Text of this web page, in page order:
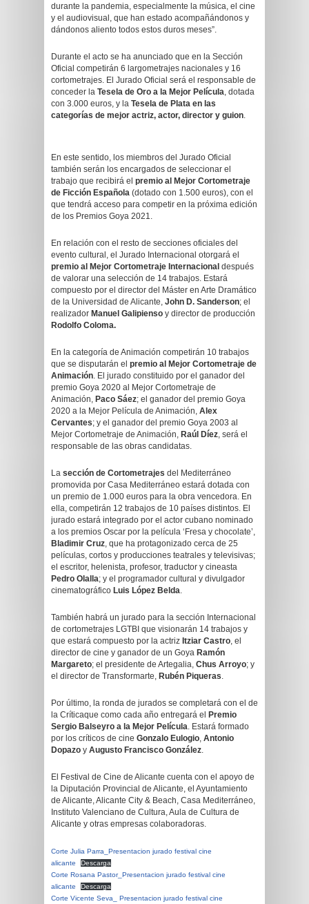
durante la pandemia, especialmente la música, el cine
y el audiovisual, que han estado acompañándonos y
dándonos aliento todos estos duros meses”.
Durante el acto se ha anunciado que en la Sección
Oficial competirán 6 largometrajes nacionales y 16
cortometrajes. El Jurado Oficial será el responsable de
conceder la Tesela de Oro a la Mejor Película, dotada
con 3.000 euros, y la Tesela de Plata en las
categorías de mejor actriz, actor, director y guion.
En este sentido, los miembros del Jurado Oficial
también serán los encargados de seleccionar el
trabajo que recibirá el premio al Mejor Cortometraje
de Ficción Española (dotado con 1.500 euros), con el
que tendrá acceso para competir en la próxima edición
de los Premios Goya 2021.
En relación con el resto de secciones oficiales del
evento cultural, el Jurado Internacional otorgará el
premio al Mejor Cortometraje Internacional después
de valorar una selección de 14 trabajos. Estará
compuesto por el director del Máster en Arte Dramático
de la Universidad de Alicante, John D. Sanderson; el
realizador Manuel Galipienso y director de producción
Rodolfo Coloma.
En la categoría de Animación competirán 10 trabajos
que se disputarán el premio al Mejor Cortometraje de
Animación. El jurado constituido por el ganador del
premio Goya 2020 al Mejor Cortometraje de
Animación, Paco Sáez; el ganador del premio Goya
2020 a la Mejor Película de Animación, Alex
Cervantes; y el ganador del premio Goya 2003 al
Mejor Cortometraje de Animación, Raúl Díez, será el
responsable de las obras candidatas.
La sección de Cortometrajes del Mediterráneo
promovida por Casa Mediterráneo estará dotada con
un premio de 1.000 euros para la obra vencedora. En
ella, competirán 12 trabajos de 10 países distintos. El
jurado estará integrado por el actor cubano nominado
a los premios Oscar por la película ‘Fresa y chocolate’,
Bladimir Cruz, que ha protagonizado cerca de 25
películas, cortos y producciones teatrales y televisivas;
el escritor, helenista, profesor, traductor y cineasta
Pedro Olalla; y el programador cultural y divulgador
cinematográfico Luis López Belda.
También habrá un jurado para la sección Internacional
de cortometrajes LGTBI que visionarán 14 trabajos y
que estará compuesto por la actriz Itziar Castro, el
director de cine y ganador de un Goya Ramón
Margareto; el presidente de Artegalia, Chus Arroyo; y
el director de Transformarte, Rubén Piqueras.
Por último, la ronda de jurados se completará con el de
la Críticaque como cada año entregará el
Premio
Sergio Balseyro a la Mejor Película. Estará formado
por los críticos de cine Gonzalo Eulogio, Antonio
Dopazo y Augusto Francisco González.
El Festival de Cine de Alicante cuenta con el apoyo de
la Diputación Provincial de Alicante, el Ayuntamiento
de Alicante, Alicante City & Beach, Casa Mediterráneo,
Instituto Valenciano de Cultura, Aula de Cultura de
Alicante y otras empresas colaboradoras.
Corte Julia Parra_Presentacion jurado festival cine
alicante
Descarga
Corte Rosana Pastor_Presentacion jurado festival cine
alicante
Descarga
Corte Vicente Seva_ Presentacion jurado festival cine